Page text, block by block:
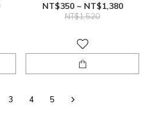
NT$350 ~ NT$1,380
NT$1,520
3 4 5